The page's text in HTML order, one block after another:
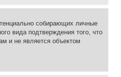
собирающих личные
вида подтверждения того, что
и не является объектом